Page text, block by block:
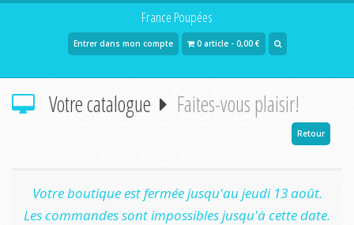
France Poupées
Entrer dans mon compte 0 article - 0,00 €
Votre catalogue Faites-vous plaisir!
Retour
Votre boutique est fermée jusqu'au jeudi 13 août.
Les commandes sont impossibles jusqu'à cette date.